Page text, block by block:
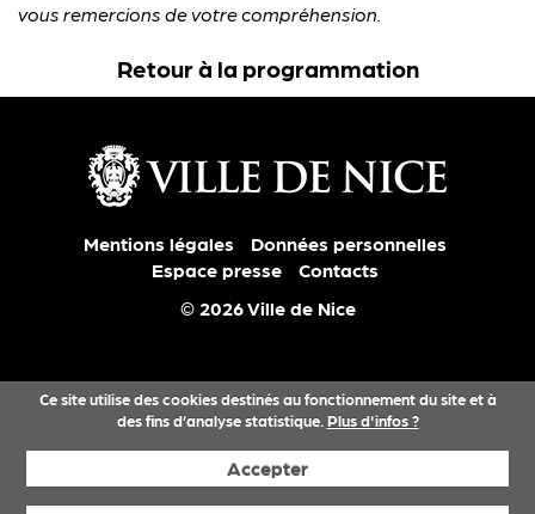
vous remercions de votre compréhension.
Retour à la programmation
Mentions légales
Données personnelles
Espace presse
Contacts
© 2026 Ville de Nice
Ce site utilise des cookies destinés au fonctionnement du site et à
des fins d’analyse statistique. Plus d'infos ?
Accepter